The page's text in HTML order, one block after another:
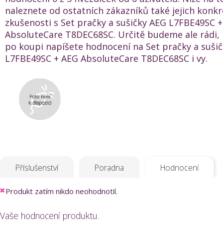
naleznete od ostatních zákazníků také jejich
zkušenosti s Set pračky a sušičky AEG L7FBE49SC +
AbsoluteCare T8DEC68SC. Určitě budeme ale rádi,
po koupi napíšete hodnocení na Set pračky a
L7FBE49SC + AEG AbsoluteCare T8DEC68SC i vy.
Příslušenství Poradna Hodnocení
Produkt zatím nikdo neohodnotil.
Vaše hodnocení produktu.